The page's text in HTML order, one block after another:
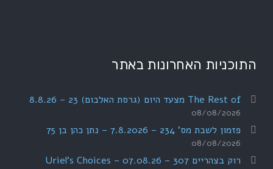
התוכניות האחרונות באתר
The Rest of מצעד היום (גרסת האלבום) 23 – 8.8.26
08/08/2026
פזמון לשבת מס' 234 – 7.8.2026 – נתן כהן בן 75
08/08/2026
רוק בצהריים 307 – 07.08.26 – Uriel's Choices